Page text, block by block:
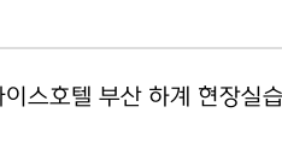
스호텔 부산 하계 현장실